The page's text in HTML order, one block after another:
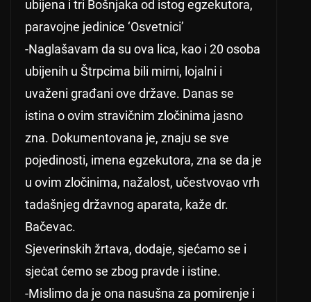
ubijena i tri Bošnjaka od istog egzekutora,
paravojne jedinice ‘Osvetnici’
-Naglašavam da su ova lica, kao i 20 osoba
ubijenih u Štrpcima bili mirni, lojalni i
uvaženi građani ove države. Danas se
istina o ovim stravičnim zločinima jasno
zna. Dokumentovana je, znaju se sve
pojedinosti, imena egzekutora, zna se da je
u ovim zločinima, nažalost, učestvovao vrh
tadašnjeg državnog aparata, kaže dr.
Bačevac.
Sjeverinskih žrtava, dodaje, sjećamo se i
sjeċat ćemo se zbog pravde i istine.
-Mislimo da je ona nasušna za pomirenje i